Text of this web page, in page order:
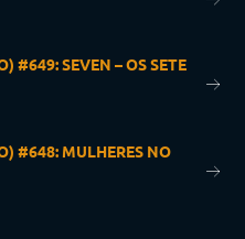
#649: SEVEN – OS SETE
#648: MULHERES NO